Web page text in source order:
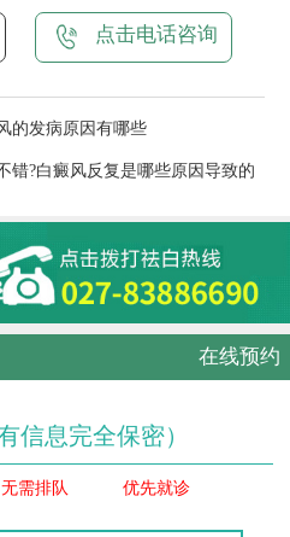
点击电话咨询
的发病原因有哪些
错?白癜风反复是哪些原因导致的
在线预约
信息完全保密）
无需排队 优先就诊